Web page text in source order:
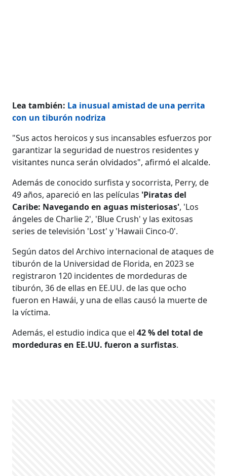
Lea también: La inusual amistad de una perrita
con un tiburón nodriza
"Sus actos heroicos y sus incansables esfuerzos por
garantizar la seguridad de nuestros residentes y
visitantes nunca serán olvidados", afirmó el alcalde.
Además de conocido surfista y socorrista, Perry, de
49 años, apareció en las películas 'Piratas del
Caribe: Navegando en aguas misteriosas', 'Los
ángeles de Charlie 2', 'Blue Crush' y las exitosas
series de televisión 'Lost' y 'Hawaii Cinco-0'.
Según datos del Archivo internacional de ataques de
tiburón de la Universidad de Florida, en 2023 se
registraron 120 incidentes de mordeduras de
tiburón, 36 de ellas en EE.UU. de las que ocho
fueron en Hawái, y una de ellas causó la muerte de
la víctima.
Además, el estudio indica que el42 % del total de
mordeduras en EE.UU. fueron a surfistas.